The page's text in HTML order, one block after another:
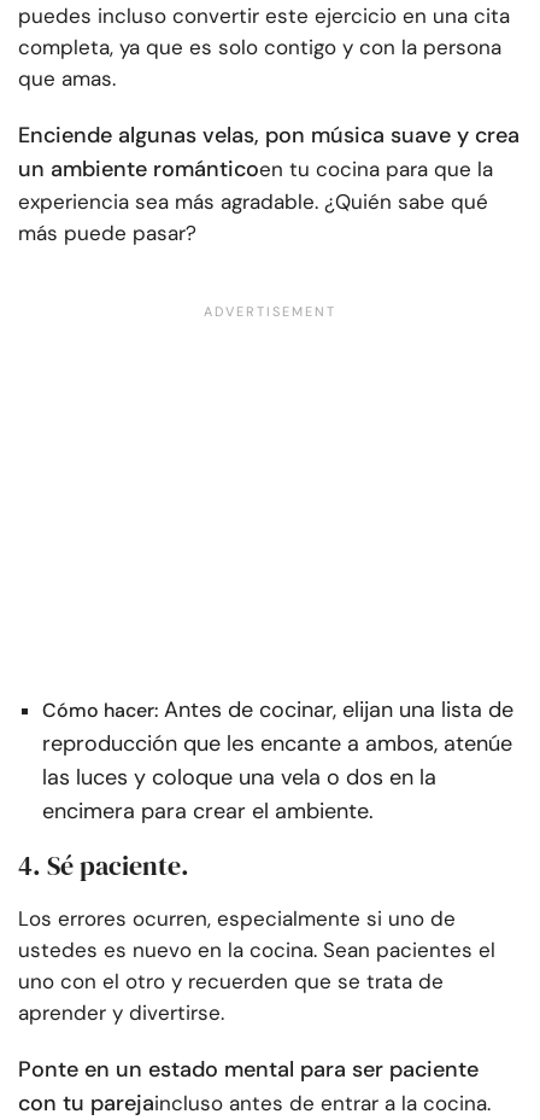
puedes incluso convertir este ejercicio en una cita
completa, ya que es solo contigo y con la persona
que amas.
Enciende algunas velas, pon música suave y crea
un ambiente románticoen tu cocina para que la
experiencia sea más agradable. ¿Quién sabe qué
más puede pasar?
Cómo hacer: Antes de cocinar, elijan una lista de
reproducción que les encante a ambos, atenúe
las luces y coloque una vela o dos en la
encimera para crear el ambiente.
4. Sé paciente.
Los errores ocurren, especialmente si uno de
ustedes es nuevo en la cocina. Sean pacientes el
uno con el otro y recuerden que se trata de
aprender y divertirse.
Ponte en un estado mental para ser paciente
con tu parejaincluso antes de entrar a la cocina.